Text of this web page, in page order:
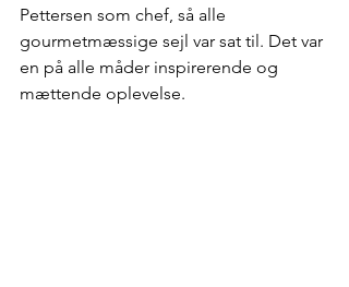
Pettersen som chef, så alle
gourmetmæssige sejl var sat til. Det var
en på alle måder inspirerende og
mættende oplevelse.